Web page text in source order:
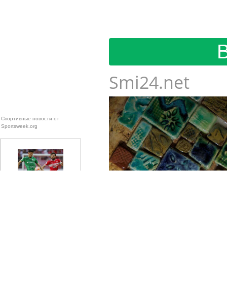
Smi24.net
Спортивные новости от
Sportsweek.org